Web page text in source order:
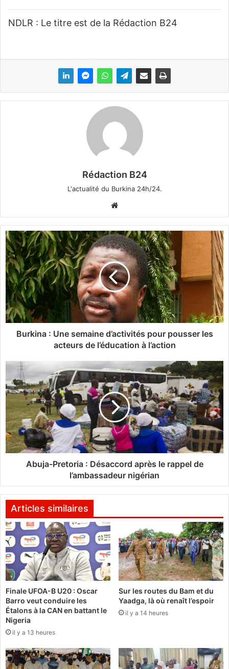
NDLR : Le titre est de la Rédaction B24
Rédaction B24
L'actualité du Burkina 24h/24.
bsi
te
B
u
r
k
i
n
a
:
U
e
a
i
n
e
d
’
a
v
é
s
p
o
u
r
p
o
u
s
s
r
l
Burkina : Une semaine d’activités pour pousser les
acteurs de l’éducation à l’action
A
u
j
a
-
P
r
e
r
i
:
D
é
s
a
c
c
o
r
d
a
p
è
s
Abuja-Pretoria : Désaccord après le rappel de
l’ambassadeur nigérian
Articles similaires
Finale UFOA-B U20 : Oscar
Barro veut conduire les
Étalons à la CAN en battant le
Nigeria
il y a 13 heures
Sur les routes du Bam et du
Yaadga, là où renaît l’espoir
il y a 14 heures